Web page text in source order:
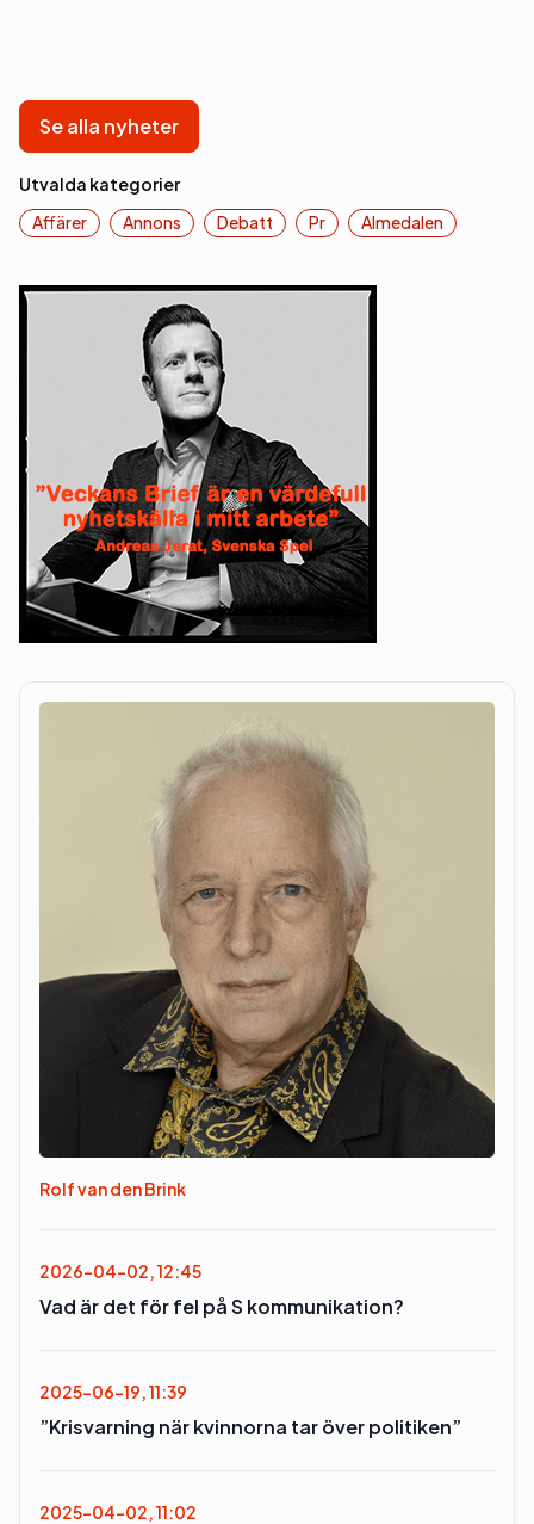
Se alla nyheter
Utvalda kategorier
Affärer
Annons Debatt Pr Almedalen
Rolf van den Brink
2026-04-02, 12:45
Vad är det för fel på S kommunikation?
2025-06-19, 11:39
”Krisvarning när kvinnorna tar över politiken”
2025-04-02, 11:02